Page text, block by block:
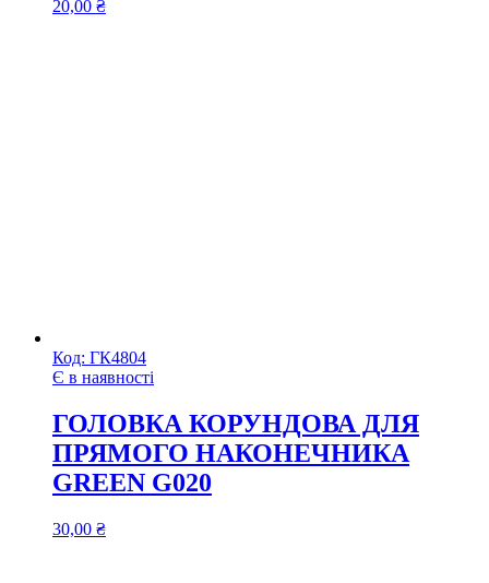
20,00 ₴
Код: ГК4804
Є в наявності
ГОЛОВКА КОРУНДОВА ДЛЯ
ПРЯМОГО НАКОНЕЧНИКА
GREEN G020
30,00 ₴